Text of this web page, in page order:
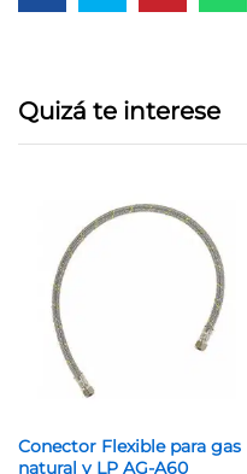
Quizá te interese
Conector Flexible para gas
natural y LP AG-A60